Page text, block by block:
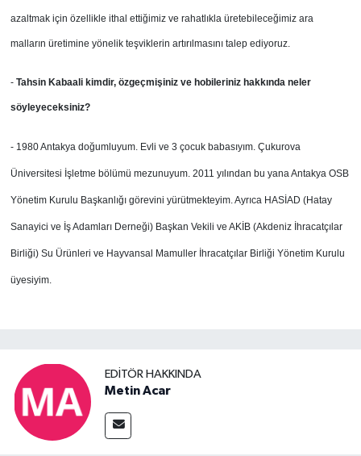
azaltmak için özellikle ithal ettiğimiz ve rahatlıkla üretebileceğimiz ara
malların üretimine yönelik teşviklerin artırılmasını talep ediyoruz.
- Tahsin Kabaali kimdir, özgeçmişiniz ve hobileriniz hakkında neler
söyleyeceksiniz?
- 1980 Antakya doğumluyum. Evli ve 3 çocuk babasıyım. Çukurova
Üniversitesi İşletme bölümü mezunuyum. 2011 yılından bu yana Antakya OSB
Yönetim Kurulu Başkanlığı görevini yürütmekteyim. Ayrıca HASİAD (Hatay
Sanayici ve İş Adamları Derneği) Başkan Vekili ve AKİB (Akdeniz İhracatçılar
Birliği) Su Ürünleri ve Hayvansal Mamuller İhracatçılar Birliği Yönetim Kurulu
üyesiyim.
EDITÖR HAKKINDA
Metin Acar